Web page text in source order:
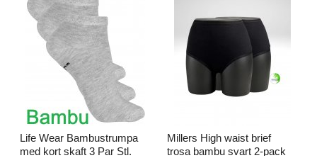
Life Wear Bambustrumpa
med kort skaft 3 Par Stl.
Millers High waist brief
trosa bambu svart 2-pack